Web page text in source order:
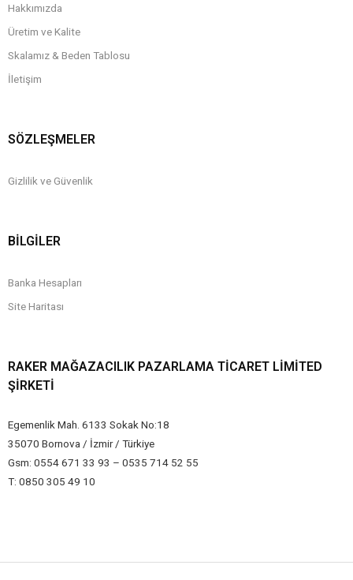
Hakkımızda
Üretim ve Kalite
Skalamız & Beden Tablosu
İletişim
SÖZLEŞMELER
Gizlilik ve Güvenlik
BİLGİLER
Banka Hesapları
Site Haritası
RAKER MAĞAZACILIK PAZARLAMA TICARET LIMITED
ŞIRKETI
Egemenlik Mah. 6133 Sokak No:18
35070 Bornova / İzmir / Türkiye
Gsm: 0554 671 33 93 – 0535 714 52 55
T: 0850 305 49 10